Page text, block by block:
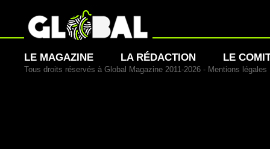
LE MAGAZINE LA RÉDACTION LE
Tous droits réservés à Global Magazine 2011-2026 - Mentions légales